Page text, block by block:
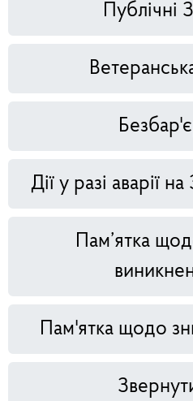
Публічні
Дії у разі аварії
Пам’ятка
Пам'ятка щодо